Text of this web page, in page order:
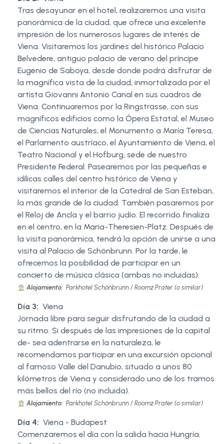
Tras desayunar en el hotel, realizaremos una visita
panorámica de la ciudad, que ofrece una excelente
impresión de los numerosos lugares de interés de
Viena. Visitaremos los jardines del histórico Palacio
Belvedere, antiguo palacio de verano del príncipe
Eugenio de Saboya, desde donde podrá disfrutar de
la magnífica vista de la ciudad, inmortalizada por el
artista Giovanni Antonio Canal en sus cuadros de
Viena. Continuaremos por la Ringstrasse, con sus
magníficos edificios como la Ópera Estatal, el Museo
de Ciencias Naturales, el Monumento a María Teresa,
el Parlamento austríaco, el Ayuntamiento de Viena, el
Teatro Nacional y el Hofburg, sede de nuestro
Presidente Federal. Pasearemos por las pequeñas e
idílicas calles del centro histórico de Viena y
visitaremos el interior de la Catedral de San Esteban,
la más grande de la ciudad. También pasaremos por
el Reloj de Ancla y el barrio judío. El recorrido finaliza
en el centro, en la Maria-Theresien-Platz. Después de
la visita panorámica, tendrá la opción de unirse a una
visita al Palacio de Schönbrunn. Por la tarde, le
ofrecemos la posibilidad de participar en un
concierto de música clásica (ambas no incluidas).
Alojamiento: Parkhotel Schönbrunn / Roomz Prater (o similar)
Día 3: Viena
Jornada libre para seguir disfrutando de la ciudad a
su ritmo. Si después de las impresiones de la capital
de- sea adentrarse en la naturaleza, le
recomendamos participar en una excursión opcional
al famoso Valle del Danubio, situado a unos 80
kilómetros de Viena y considerado uno de los tramos
más bellos del río (no incluida).
Alojamiento: Parkhotel Schönbrunn / Roomz Prater (o similar)
Día 4: Viena - Budapest
Comenzaremos el día con la salida hacia Hungría.